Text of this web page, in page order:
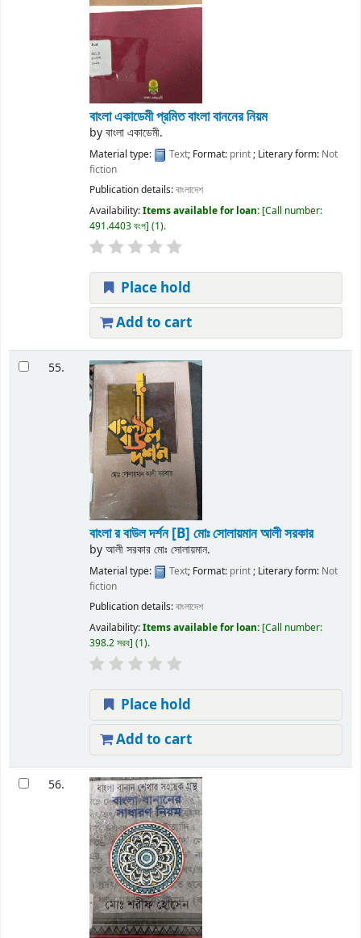
বাংলা একাডেমী প্রমিত বাংলা বাননের নিয়ম
byবাংলা একাডেমী.
Material type: Text; Format: print; Literary form: Not
fiction
Publication details:বাংলাদেশ
Availability:Items available for loan: Call number:
491.4403 বংপ (1).
Place hold
Add to cart
55.
বাংলা র বাউল দর্শন[B] মোঃ সোলায়মান আলী সরকার
byআলী সরকার মোঃ সোলায়মান.
Material type: Text; Format: print; Literary form: Not
fiction
Publication details:বাংলাদেশ
Availability:Items available for loan: Call number:
398.2 সরব (1).
Place hold
Add to cart
56.